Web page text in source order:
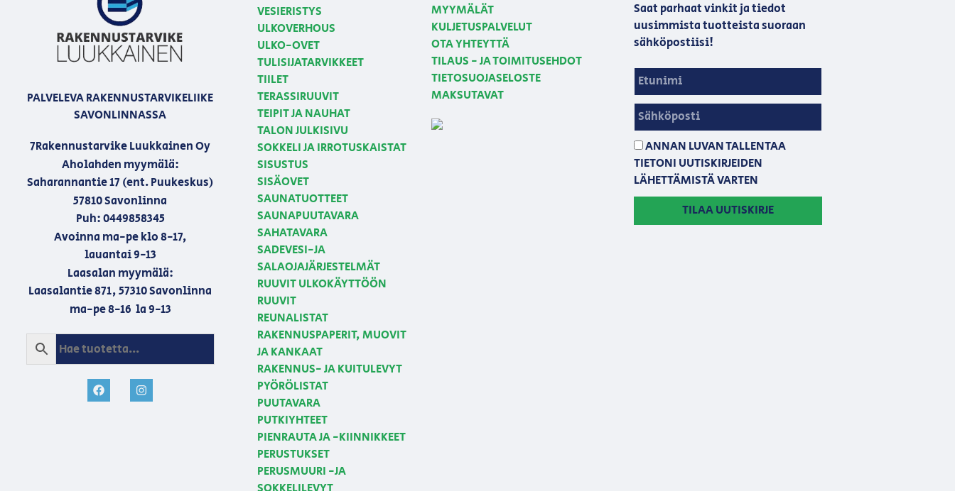
PALVELEVA RAKENNUSTARVIKELIIKE
SAVONLINNASSA
7Rakennustarvike Luukkainen Oy
Aholahden myymälä:
Saharannantie 17 (ent. Puukeskus)
57810 Savonlinna
Puh: 0449858345
Avoinna ma-pe klo 8-17,
lauantai 9-13
Laasalan myymälä:
Laasalantie 871, 57310 Savonlinna
ma-pe 8-16 la 9-13
VESIERISTYS
ULKOVERHOUS
ULKO-OVET
TULISIJATARVIKKEET
TIILET
TERASSIRUUVIT
TEIPIT JA NAUHAT
TALON JULKISIVU
SOKKELI JA IRROTUSKAISTAT
SISUSTUS
SISÄOVET
SAUNATUOTTEET
SAUNAPUUTAVARA
SAHATAVARA
SADEVESI-JA
SALAOJAJÄRJESTELMÄT
RUUVIT ULKOKÄYTTÖÖN
RUUVIT
REUNALISTAT
RAKENNUSPAPERIT, MUOVIT
JA KANKAAT
RAKENNUS- JA KUITULEVYT
PYÖRÖLISTAT
PUUTAVARA
PUTKIYHTEET
PIENRAUTA JA -KIINNIKKEET
PERUSTUKSET
PERUSMUURI -JA
MYYMÄLÄT
KULJETUSPALVELUT
OTA YHTEYTTÄ
TILAUS - JA TOIMITUSEHDOT
TIETOSUOJASELOSTE
MAKSUTAVAT
Saat parhaat vinkit ja tiedot
uusimmista tuotteista suoraan
sähköpostiisi!
ANNAN LUVAN TALLENTAA
TIETONI UUTISKIRJEIDEN
LÄHETTÄMISTÄ VARTEN
TILAA UUTISKIRJE